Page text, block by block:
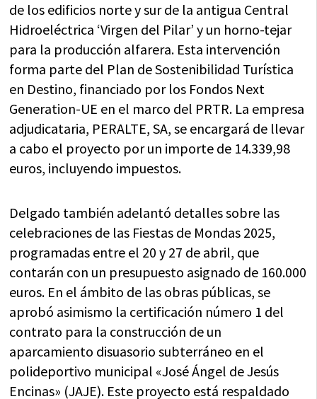
de los edificios norte y sur de la antigua Central
Hidroeléctrica ‘Virgen del Pilar’ y un horno-tejar
para la producción alfarera. Esta intervención
forma parte del Plan de Sostenibilidad Turística
en Destino, financiado por los Fondos Next
Generation-UE en el marco del PRTR. La empresa
adjudicataria, PERALTE, SA, se encargará de llevar
a cabo el proyecto por un importe de 14.339,98
euros, incluyendo impuestos.
Delgado también adelantó detalles sobre las
celebraciones de las Fiestas de Mondas 2025,
programadas entre el 20 y 27 de abril, que
contarán con un presupuesto asignado de 160.000
euros. En el ámbito de las obras públicas, se
aprobó asimismo la certificación número 1 del
contrato para la construcción de un
aparcamiento disuasorio subterráneo en el
polideportivo municipal «José Ángel de Jesús
Encinas» (JAJE). Este proyecto está respaldado